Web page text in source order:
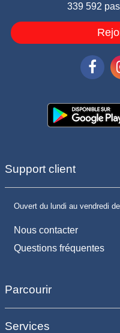
339 592
Support client
Ouvert du lundi au vendredi
Nous contacter
Questions fréquentes
Parcourir
Services